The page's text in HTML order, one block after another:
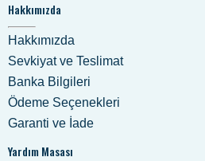
Hakkımızda
Hakkımızda
Sevkiyat ve Teslimat
Banka Bilgileri
Ödeme Seçenekleri
Garanti ve İade
Yardım Masası